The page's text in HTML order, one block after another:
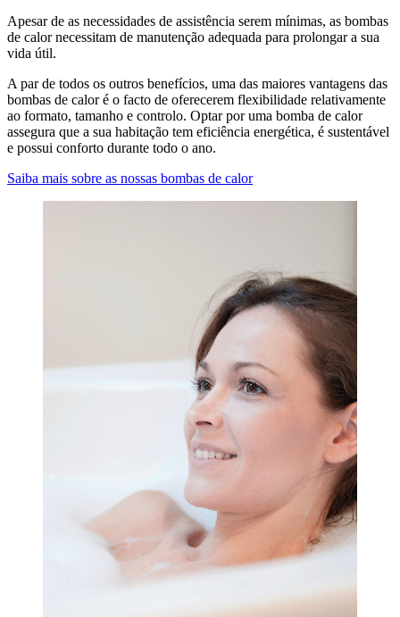
Apesar de as necessidades de assistência serem mínimas, as bombas
de calor necessitam de manutenção adequada para prolongar a sua
vida útil.
A par de todos os outros benefícios, uma das maiores vantagens das
bombas de calor é o facto de oferecerem flexibilidade relativamente
ao formato, tamanho e controlo. Optar por uma bomba de calor
assegura que a sua habitação tem eficiência energética, é sustentável
e possui conforto durante todo o ano.
Saiba mais sobre as nossas bombas de calor